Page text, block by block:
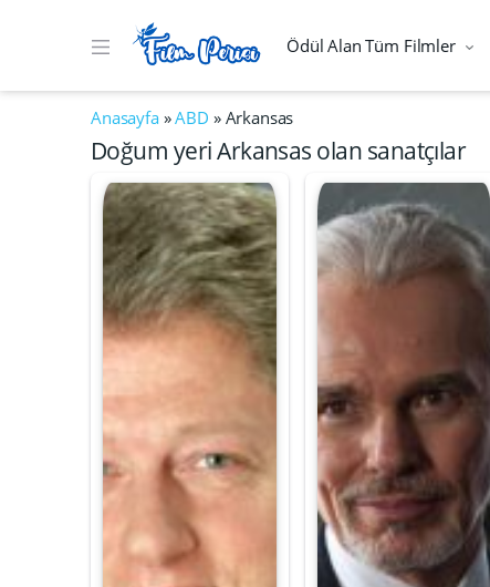
Ödül Alan Tüm Filmler
Anasayfa»ABD » Arkansas
Doğum yeri Arkansas olan sanatçılar